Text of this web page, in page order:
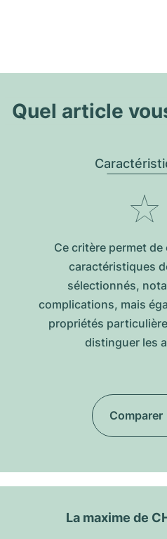
Quel article
Ce critère permet de
caractéristiques
sélectionnés,
complications, mais
propriétés
distinguer les
Comparer
La maxime de